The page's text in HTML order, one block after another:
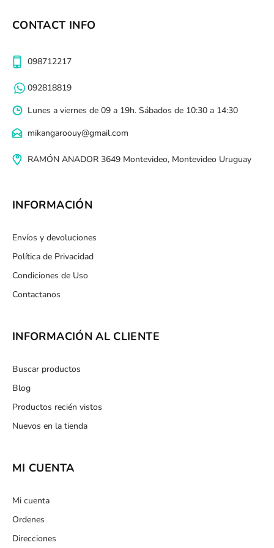
CONTACT INFO
098712217
092818819
Lunes a viernes de 09 a 19h. Sábados de 10:30 a 14:30
mikangaroouy@gmail.com
RAMÓN ANADOR 3649 Montevideo, Montevideo Uruguay
INFORMACIÓN
Envíos y devoluciones
Política de Privacidad
Condiciones de Uso
Contactanos
INFORMACIÓN AL CLIENTE
Buscar productos
Blog
Productos recién vistos
Nuevos en la tienda
MI CUENTA
Mi cuenta
Ordenes
Direcciones